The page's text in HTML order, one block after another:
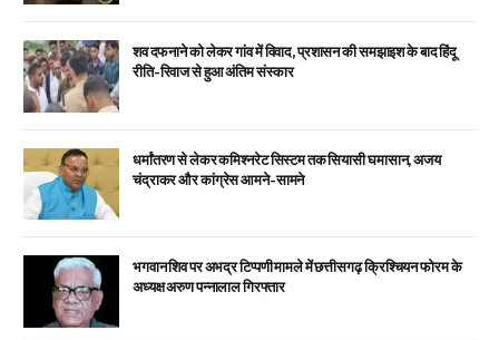
शव दफनाने को लेकर गांव में विवाद, प्रशासन की समझाइश के बाद हिंदू
रीति-रिवाज से हुआ अंतिम संस्कार
धर्मांतरण से लेकर कमिश्नरेट सिस्टम तक सियासी घमासान, अजय
चंद्राकर और कांग्रेस आमने-सामने
भगवान शिव पर अभद्र टिप्पणी मामले में छत्तीसगढ़ क्रिश्चियन फोरम के
अध्यक्ष अरुण पन्नालाल गिरफ्तार